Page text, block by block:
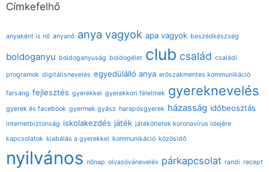
Címkefelhő
anyaként is nő anyanő anya vagyok apa vagyok beszédkészség
boldoganyu boldoganyuság boldogélet club család családi
programok digitálisnevelés egyedülálló anya erőszakmentes kommunikáció
farsang fejlesztés gyerekkel gyerekkori félelmek gyereknevelés
gyerek és facebook gyermek gyász harapósgyerek házasság időbeosztás
internetbiztonság iskolakezdés játék játékötletek koronavírus idejére
kapcsolatok kiabálás a gyerekkel kommunikáció közösidő
nyilvános nőnap olvasóvánevelés párkapcsolat randi recept